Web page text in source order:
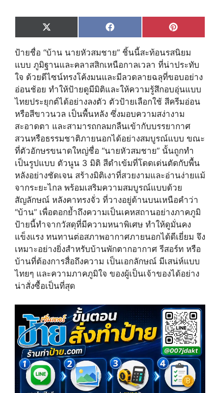
Share
on
X
(
T
w
i
t
e
r
)
Share
on
F
a
c
e
b
o
o
k
Share
on
P
i
n
t
e
e
s
t
ป้ายชื่อ “บ้าน นายหัวสมชาย” ชิ้นนี้สะท้อนรสนิยม
แบบ ภูมิฐานและคลาสสิกเหนือกาลเวลา ที่น่าประทับ
ใจ ด้วยดีไซน์ทรงโค้งมนและมีลวดลายฉลุที่ขอบอย่าง
อ่อนช้อย ทำให้ป้ายดูมีมิติและให้ความรู้สึกอบอุ่นแบบ
ไทยประยุกต์ได้อย่างลงตัว ตัวป้ายเลือกใช้ สีครีมอ่อน
หรือสีขาวนวล เป็นพื้นหลัง ซึ่งมอบความสง่างาม
สะอาดตา และสามารถกลมกลืนเข้ากับบรรยากาศ
สวนหรือธรรมชาติภายนอกได้อย่างสมบูรณ์แบบ ขณะ
ที่ตัวอักษรขนาดใหญ่ชื่อ “นายหัวสมชาย” นั้นถูกทำ
เป็นรูปแบบ ตัวนูน 3 มิติ สีดำเข้มที่โดดเด่นตัดกับพื้น
หลังอย่างชัดเจน สร้างมิติเงาที่สวยงามและอ่านง่ายแม้
จากระยะไกล พร้อมเสริมความสมบูรณ์แบบด้วย
สัญลักษณ์ หลังคาทรงจั่ว ที่วางอยู่ด้านบนเหนือคำว่า
“บ้าน” เพื่อตอกย้ำถึงความเป็นเคหสถานอย่างภาคภูมิ
ป้ายนี้ทำจากวัสดุที่มีความหนาพิเศษ ทำให้ดูมั่นคง
แข็งแรง ทนทานต่อสภาพอากาศภายนอกได้ดีเยี่ยม จึง
เหมาะอย่างยิ่งสำหรับบ้านพักตากอากาศ รีสอร์ท หรือ
บ้านที่ต้องการสื่อถึงความ เป็นเอกลักษณ์ มีเสน่ห์แบบ
ไทยๆ และความภาคภูมิใจ ของผู้เป็นเจ้าของได้อย่าง
น่าสั่งซื้อเป็นที่สุด